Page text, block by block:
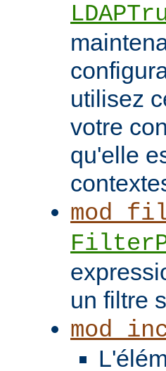
utilisez
votre
qu'elle
un filtre